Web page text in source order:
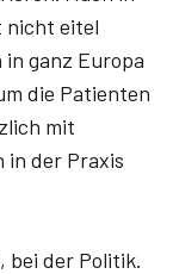
nicht eitel
in ganz Europa
die Patienten
mit
in der Praxis
bei der Politik.